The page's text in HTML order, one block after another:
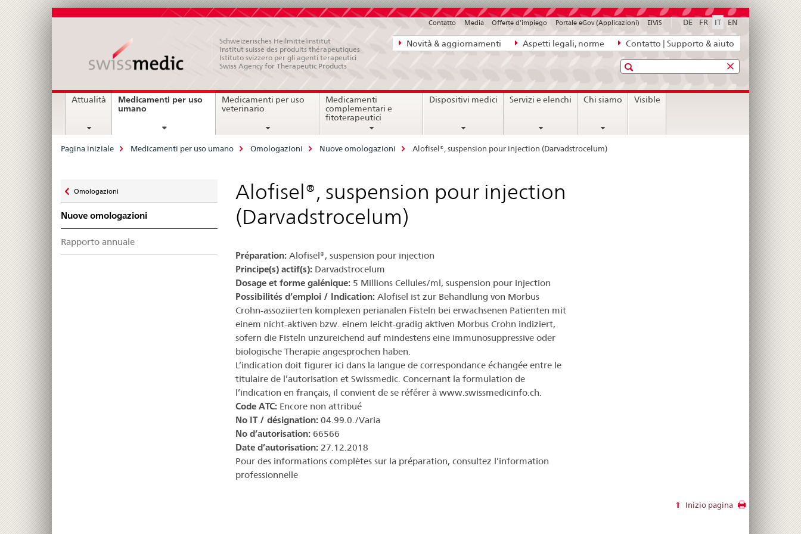
Navigazione
diretta:
aspetti
Novità & aggiornamenti Aspetti legali, norme Contatto | Supporto & aiuto
DE FR IT EN
Contatto Media Offerte d'impiego Portale eGov (Applicazioni) ElViS
Schweizerisches Heilmittelinstitut
Institut suisse des produits thérapeutiques
Istituto svizzero per gli agenti terapeutici
Swiss Agency for Therapeutic Products
Ricerca
Navigation
Attualità
Medicamenti per uso
umanocurrent
Medicamenti per uso
veterinario
Medicamenti
complementari e
fitoterapeutici
Dispositivi medici Servizi e elenchi Chi siamo Visible
Breadcrumb
Pagina iniziale Medicamenti per uso umano Omologazioni Nuove omologazioni Alofisel®, suspension pour injection (Darvadstrocelum)
zu
Omologazioni
Nuove omologazioni
Rapporto annuale
Alofisel®, suspension pour injection
(Darvadstrocelum)
Préparation: Alofisel®, suspension pour injection
Principe(s) actif(s): Darvadstrocelum
Dosage et forme galénique: 5 Millions Cellules/ml, suspension pour injection
Possibilités d’emploi / Indication: Alofisel ist zur Behandlung von Morbus
Crohn-assoziierten komplexen perianalen Fisteln bei erwachsenen Patienten mit
einem nicht-aktiven bzw. einem leicht-gradig aktiven Morbus Crohn indiziert,
sofern die Fisteln unzureichend auf mindestens eine immunosuppressive oder
biologische Therapie angesprochen haben.
L’indication doit figurer ici dans la langue de correspondance échangée entre le
titulaire de l’autorisation et Swissmedic. Concernant la formulation de
l’indication en français, il convient de se référer à www.swissmedicinfo.ch.
Code ATC: Encore non attribué
No IT / désignation: 04.99.0./Varia
No d’autorisation: 66566
Date d’autorisation: 27.12.2018
Pour des informations complètes sur la préparation, consultez l’information
professionnelle
Inizio pagina